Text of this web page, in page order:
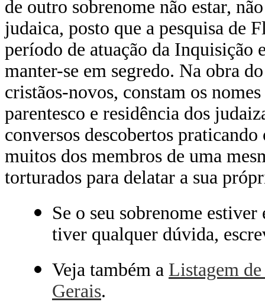
de outro sobrenome não estar,
judaica, posto que a pesquisa de
período de atuação da Inquisição
manter-se em segredo. Na obra
cristãos-novos, constam os
parentesco e residência dos
conversos descobertos
muitos dos membros de uma
torturados para delatar a sua
Se o seu sobrenome
tiver qualquer dúvida,
Veja também a Listagem
Gerais.